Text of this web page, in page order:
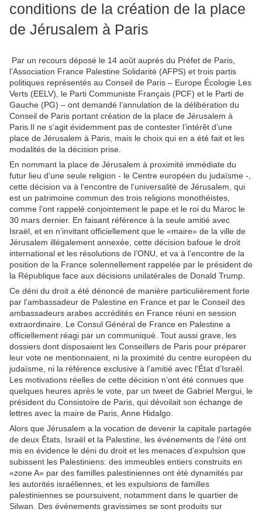
conditions de la création de la place
de Jérusalem à Paris
Par un recours déposé le 14 août auprès du Préfet de Paris,
l’Association France Palestine Solidarité (AFPS) et trois partis
politiques représentés au Conseil de Paris – Europe Écologie Les
Verts (EELV), le Parti Communiste Français (PCF) et le Parti de
Gauche (PG) – ont demandé l’annulation de la délibération du
Conseil de Paris portant création de la place de Jérusalem à
Paris.Il ne s’agit évidemment pas de contester l’intérêt d’une
place de Jérusalem à Paris, mais le choix qui en a été fait et les
modalités de la décision prise.
En nommant la place de Jérusalem à proximité immédiate du
futur lieu d’une seule religion - le Centre européen du judaïsme -,
cette décision va à l’encontre de l’universalité de Jérusalem, qui
est un patrimoine commun des trois religions monothéistes,
comme l’ont rappelé conjointement le pape et le roi du Maroc le
30 mars dernier. En faisant référence à la seule amitié avec
Israël, et en n’invitant officiellement que le «maire» de la ville de
Jérusalem illégalement annexée, cette décision bafoue le droit
international et les résolutions de l’ONU, et va à l’encontre de la
position de la France solennellement rappelée par le président de
la République face aux décisions unilatérales de Donald Trump.
Ce déni du droit a été dénoncé de manière particulièrement forte
par l’ambassadeur de Palestine en France et par le Conseil des
ambassadeurs arabes accrédités en France réuni en session
extraordinaire. Le Consul Général de France en Palestine a
officiellement réagi par un communiqué. Tout aussi grave, les
dossiers dont disposaient les Conseillers de Paris pour préparer
leur vote ne mentionnaient, ni la proximité du centre européen du
judaïsme, ni la référence exclusive à l’amitié avec l’État d’Israël.
Les motivations réelles de cette décision n’ont été connues que
quelques heures après le vote, par un tweet de Gabriel Mergui, le
président du Consistoire de Paris, qui dévoilait son échange de
lettres avec la maire de Paris, Anne Hidalgo.
Alors que Jérusalem a la vocation de devenir la capitale partagée
de deux États, Israël et la Palestine, les événements de l’été ont
mis en évidence le déni du droit et les menaces d’expulsion que
subissent les Palestiniens: des immeubles entiers construits en
«zone A» par des familles palestiniennes ont été dynamités par
les autorités israéliennes, et les expulsions de familles
palestiniennes se poursuivent, notamment dans le quartier de
Silwan. Des événements gravissimes se sont produits sur